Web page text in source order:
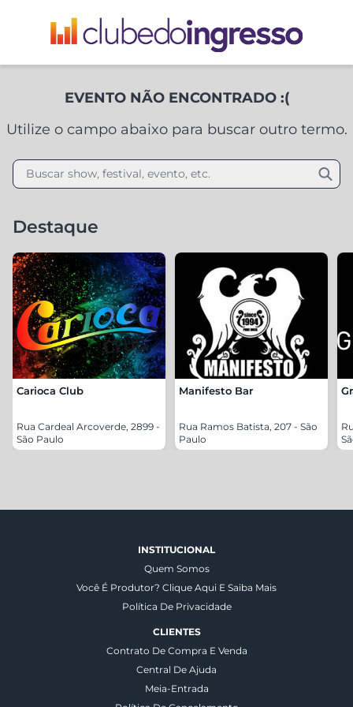
EVENTO NÃO ENCONTRADO :(
Utilize o campo abaixo para buscar outro termo.
Buscar show, festival, evento, etc.
Destaque
Carioca Club
Rua Cardeal Arcoverde, 2899 -
São Paulo
Manifesto Bar
Rua Ramos Batista, 207 - São
Paulo
INSTITUCIONAL
Quem Somos
Você É Produtor? Clique Aqui E Saiba Mais
Política De Privacidade
CLIENTES
Contrato De Compra E Venda
Central De Ajuda
Meia-Entrada